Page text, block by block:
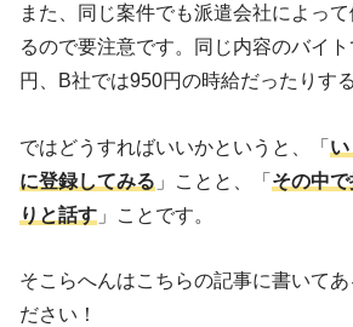
また、同じ案件でも派遣会社によっ
るので要注意です。同じ内容のバイ
円、B社では950円の時給だったりす
ではどうすればいいかというと、「
に登録してみる 」ことと、「その中
りと話す 」ことです。
そこらへんはこちらの記事に書いてあ
ださい！